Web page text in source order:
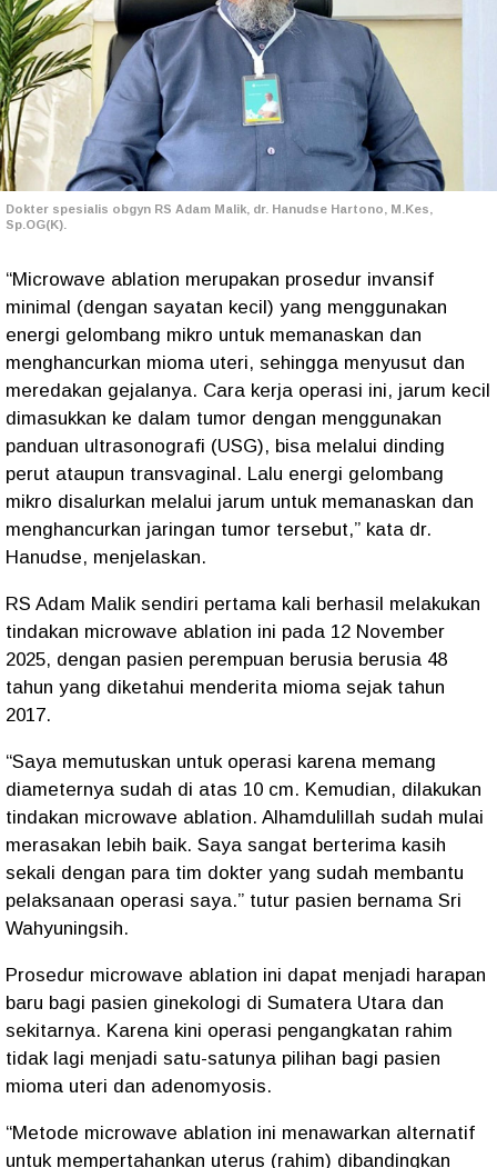
Dokter spesialis obgyn RS Adam Malik, dr. Hanudse Hartono, M.Kes,
Sp.OG(K).
“Microwave ablation merupakan prosedur invansif
minimal (dengan sayatan kecil) yang menggunakan
energi gelombang mikro untuk memanaskan dan
menghancurkan mioma uteri, sehingga menyusut dan
meredakan gejalanya. Cara kerja operasi ini, jarum kecil
dimasukkan ke dalam tumor dengan menggunakan
panduan ultrasonografi (USG), bisa melalui dinding
perut ataupun transvaginal. Lalu energi gelombang
mikro disalurkan melalui jarum untuk memanaskan dan
menghancurkan jaringan tumor tersebut,” kata dr.
Hanudse, menjelaskan.
RS Adam Malik sendiri pertama kali berhasil melakukan
tindakan microwave ablation ini pada 12 November
2025, dengan pasien perempuan berusia berusia 48
tahun yang diketahui menderita mioma sejak tahun
2017.
“Saya memutuskan untuk operasi karena memang
diameternya sudah di atas 10 cm. Kemudian, dilakukan
tindakan microwave ablation. Alhamdulillah sudah mulai
merasakan lebih baik. Saya sangat berterima kasih
sekali dengan para tim dokter yang sudah membantu
pelaksanaan operasi saya.” tutur pasien bernama Sri
Wahyuningsih.
Prosedur microwave ablation ini dapat menjadi harapan
baru bagi pasien ginekologi di Sumatera Utara dan
sekitarnya. Karena kini operasi pengangkatan rahim
tidak lagi menjadi satu-satunya pilihan bagi pasien
mioma uteri dan adenomyosis.
“Metode microwave ablation ini menawarkan alternatif
untuk mempertahankan uterus (rahim) dibandingkan